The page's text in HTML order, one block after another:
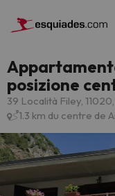
posizione
39 Località Filey,
1.3 km du centre de